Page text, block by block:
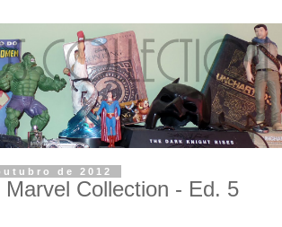
de 2012
Collection - Ed. 5